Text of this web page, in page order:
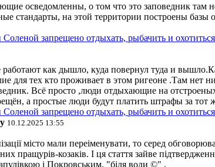
осведомленны, о том что это заповедник там
стандарты, на этой территории построены базы
Соленой запрещено отдыхать, рыбачить и
как дышло, куда повернул туда и
для тех кто проживает в этом ригеоне .Там нет
Всё просто ,люди отдыхающие на
а простые люди будут платить штрафы за
Соленой запрещено отдыхать, рыбачить и
10.12.2025 13:55
місто мали переіменувати, то серед
пращурів-козаків. І ця стаття зайве
і Покровським, "біля води ©" .